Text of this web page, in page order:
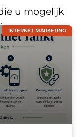
u mogelijk
INTERNET MARKETING